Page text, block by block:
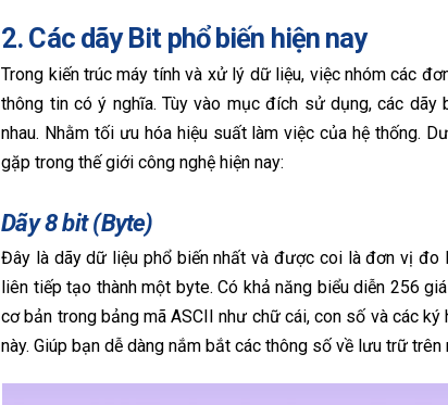
2. Các dãy Bit phổ biến hiện nay
Trong kiến trúc máy tính và xử lý dữ liệu, việc nhóm các
thông tin có ý nghĩa. Tùy vào mục đích sử dụng, các
nhau. Nhằm tối ưu hóa hiệu suất làm việc của hệ thống.
gặp trong thế giới công nghệ hiện nay:
Dãy 8 bit (Byte)
Đây là dãy dữ liệu phổ biến nhất và được coi là đơn vị
liên tiếp tạo thành một byte. Có khả năng biểu diễn 256
cơ bản trong bảng mã ASCII như chữ cái, con số và các
này. Giúp bạn dễ dàng nắm bắt các thông số về lưu trữ